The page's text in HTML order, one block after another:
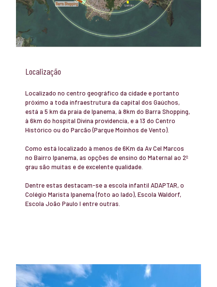
Localização
Localizado no centro geográfico da cidade e portanto
próximo a toda infraestrutura da capital dos Gaúchos,
está a 5 km da praia de Ipanema, à 8km do Barra Shopping,
à 6km do hospital Divina providencia, e a 13 do Centro
Histórico ou do Parcão (Parque Moinhos de Vento).
Como está localizado à menos de 6Km da Av Cel Marcos
no Bairro Ipanema, as opções de ensino do Maternal ao 2º
grau são muitas e de excelente qualidade.
Dentre estas destacam-se a escola infantil ADAPTAR, o
Colégio Marista Ipanema (foto ao lado), Escola Waldorf,
Escola João Paulo I entre outras.